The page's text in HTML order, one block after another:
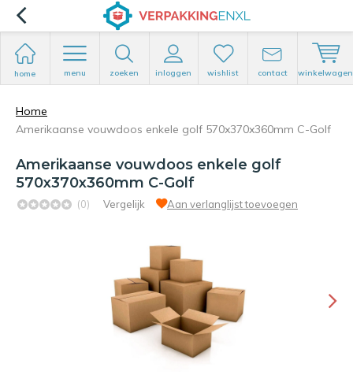
home menu zoeken inloggen wishlist contact winkelwagen
Home
Amerikaanse vouwdoos enkele golf 570x370x360mm C-Golf
Amerikaanse vouwdoos enkele golf
570x370x360mm C-Golf
(0) Vergelijk Aan verlanglijst toevoegen